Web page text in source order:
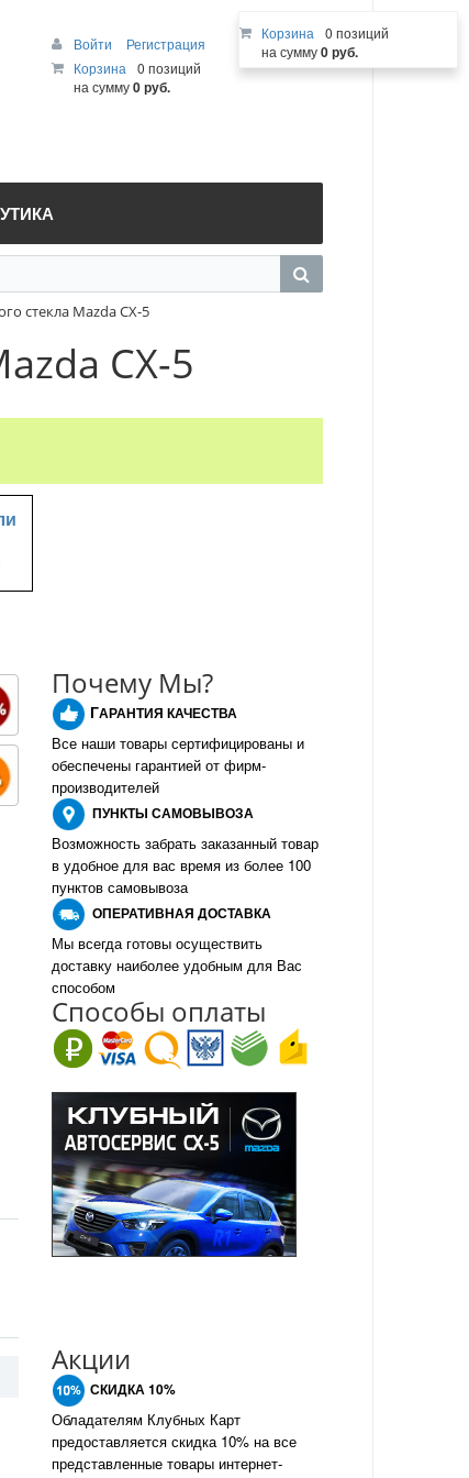
Войти
Регистрация
Корзина
0 позиций
на сумму0 руб.
стекла Mazda CX-5
CX-5
Почему Мы?
ГАРАНТИЯ КАЧЕСТВА
Все наши товары сертифицированы и
обеспечены гарантией от фирм-
производителей
ПУНКТЫ САМОВЫВОЗА
Возможность забрать заказанный товар
в удобное для вас время из более 100
пунктов самовывоза
ОПЕРАТИВНАЯ ДОСТАВКА
Мы всегда готовы осуществить
доставку наиболее удобным для Вас
способом
Способы оплаты
Корзина
0 позиций
на сумму0 руб.
Акции
СКИДКА 10%
Обладателям Клубных Карт
предоставляется скидка 10% на все
представленные товары интернет-